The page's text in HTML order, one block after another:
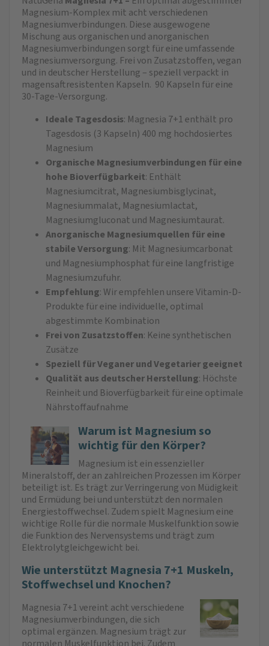
Magnesium-Komplex mit acht verschiedenen
Magnesiumverbindungen. Diese ausgewogene
Mischung aus organischen und anorganischen
Magnesiumverbindungen sorgt für eine umfassende
Magnesiumversorgung. Frei von Zusatzstoffen, vegan
und in deutscher Herstellung – speziell verpackt in
magensaftresistenten Kapseln. 90 Kapseln für eine
30-Tage-Versorgung.
Ideale Tagesdosis: Magnesia 7+1 enthält pro
Tagesdosis (3 Kapseln) 400 mg hoch­dosiertes
Magnesium
Organische Magnesiumverbindungen für eine
hohe Bioverfügbarkeit: Enthält
Magnesiumcitrat, Magnesiumbisglycinat,
Magnesiummalat, Magnesiumlactat,
Magnesiumgluconat und Magnesiumtaurat.
Anorganische Magnesiumquellen für eine
stabile Versorgung: Mit Magnesiumcarbonat
und Magnesiumphosphat für eine langfristige
Magnesiumzufuhr.
Empfehlung: Wir empfehlen unsere Vitamin-D-
Produkte für eine individuelle, optimal
abgestimmte Kombination
Frei von Zusatzstoffen: Keine synthetischen
Zusätze
Speziell für Veganer und Vegetarier geeignet
Qualität aus deutscher Herstellung: Höchste
Reinheit und Bioverfügbarkeit für eine optimale
Nährstoffaufnahme
Warum ist Magnesium so
wichtig für den Körper?
Magnesium ist ein essenzieller
Mineralstoff, der an zahlreichen Prozessen im Körper
beteiligt ist. Es trägt zur Verringerung von Müdigkeit
und Ermüdung bei und unterstützt den normalen
Energiestoffwechsel. Zudem spielt Magnesium eine
wichtige Rolle für die normale Muskelfunktion sowie
die Funktion des Nervensystems und trägt zum
Elektrolytgleichgewicht bei.
Wie unterstützt Magnesia 7+1 Muskeln,
Stoffwechsel und Knochen?
Magnesia 7+1 vereint acht verschiedene
Magnesiumverbindungen, die sich
optimal ergänzen. Magnesium trägt zur
normalen Muskelfunktion bei. Zudem